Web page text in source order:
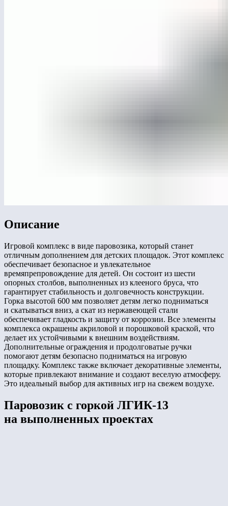
Описание
Игровой комплекс в виде паровозика, который станет
отличным дополнением для детских площадок. Этот комплекс
обеспечивает безопасное и увлекательное
времяпрепровождение для детей. Он состоит из шести
опорных столбов, выполненных из клееного бруса, что
гарантирует стабильность и долговечность конструкции.
Горка высотой 600 мм позволяет детям легко подниматься
и скатываться вниз, а скат из нержавеющей стали
обеспечивает гладкость и защиту от коррозии. Все элементы
комплекса окрашены акриловой и порошковой краской, что
делает их устойчивыми к внешним воздействиям.
Дополнительные ограждения и продолговатые ручки
помогают детям безопасно подниматься на игровую
площадку. Комплекс также включает декоративные элементы,
которые привлекают внимание и создают веселую атмосферу.
Это идеальный выбор для активных игр на свежем воздухе.
Паровозик с горкой ЛГИК-13
на выполненных проектах